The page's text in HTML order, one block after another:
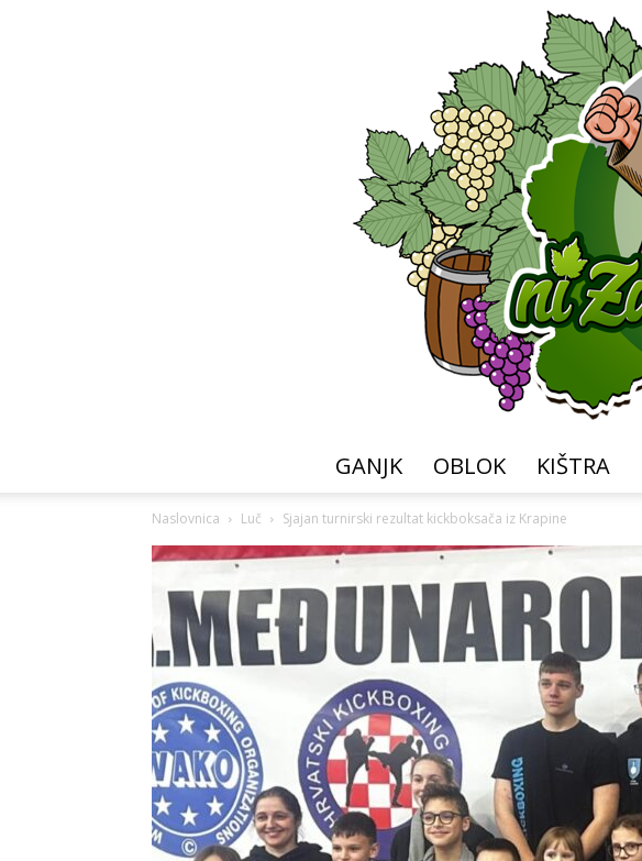
GANJK OBLOK KIŠTRA
Naslovnica Luč Sjajan turnirski rezultat kickboksača iz Krapine